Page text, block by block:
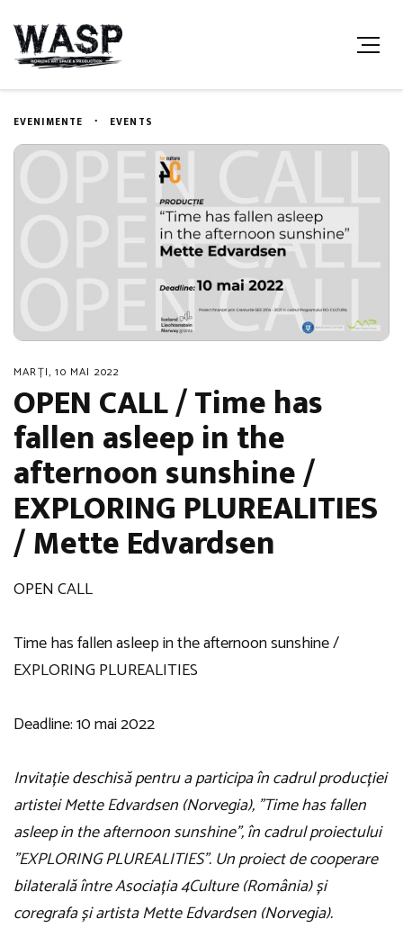
EVENIMENTE EVENTS
MARȚI, 10 MAI 2022
OPEN CALL / Time has
fallen asleep in the
afternoon sunshine /
EXPLORING PLUREALITIES
/ Mette Edvardsen
OPEN CALL
Time has fallen asleep in the afternoon sunshine /
EXPLORING PLUREALITIES
Deadline: 10 mai 2022
Invitație deschisă pentru a participa în cadrul producției
artistei Mette Edvardsen (Norvegia), ”Time has fallen
asleep in the afternoon sunshine”, în cadrul proiectului
”EXPLORING PLUREALITIES”. Un proiect de cooperare
bilaterală între Asociația 4Culture (România) și
coregrafa și artista Mette Edvardsen (Norvegia).